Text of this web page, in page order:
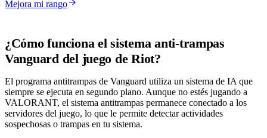
Mejora mi rango
¿Cómo funciona el sistema anti-trampas
Vanguard del juego de Riot?
El programa antitrampas de Vanguard utiliza un sistema de IA que
siempre se ejecuta en segundo plano. Aunque no estés jugando a
VALORANT, el sistema antitrampas permanece conectado a los
servidores del juego, lo que le permite detectar actividades
sospechosas o trampas en tu sistema.